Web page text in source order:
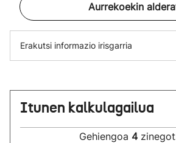
Aurrekoekin
Erakutsi informazio irisgarria
Itunen kalkulagailua
Gehiengoa 4